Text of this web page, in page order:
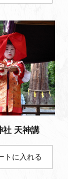
社 天神講
ト